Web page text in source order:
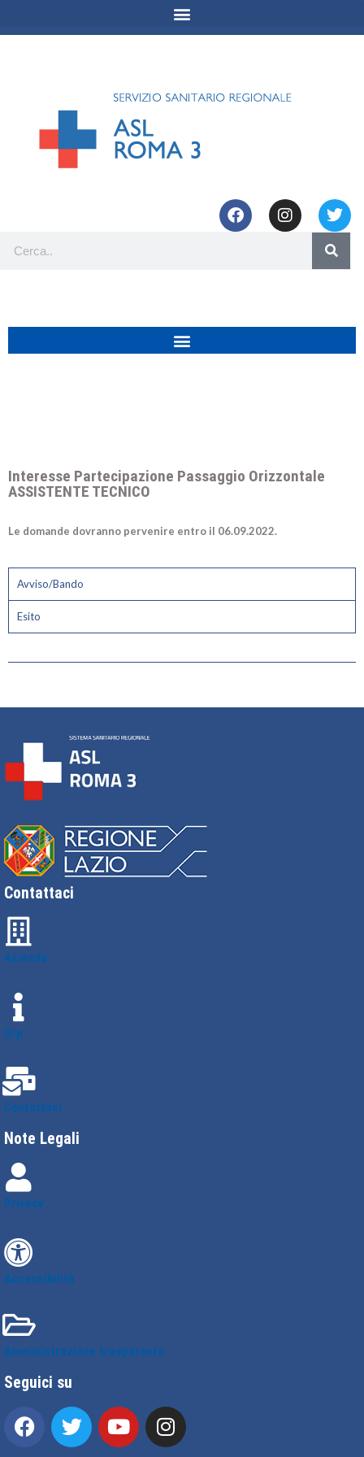
Interesse Partecipazione Passaggio Orizzontale
ASSISTENTE TECNICO
Le domande dovranno pervenire entro il 06.09.2022.
Avviso/Bando
Esito
Contattaci
Azienda
Urp
Contattaci
Note Legali
Privacy
Accessibilità
Amministrazione trasparente
Seguici su